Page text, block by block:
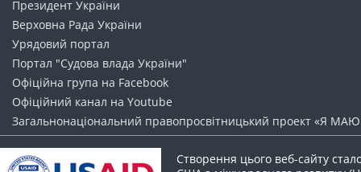
Президент України
Верховна Рада України
Урядовий портал
Портал "Судова влада України"
Офіційна група на Facebook
Офіційний канал на Youtube
Загальнонаціональний право​просвітницький проект «Я
Створення цього веб-сайту